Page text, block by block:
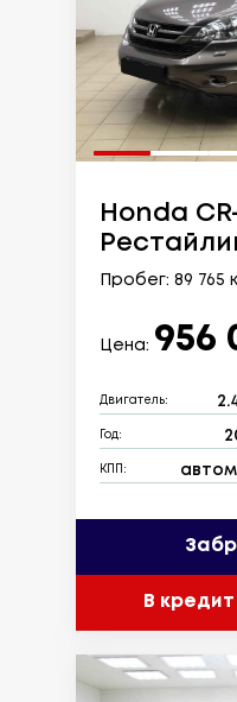
Honda CR-
Пробег: 89 765
Цена: 956
Двигатель:
Год:
КПП:
В